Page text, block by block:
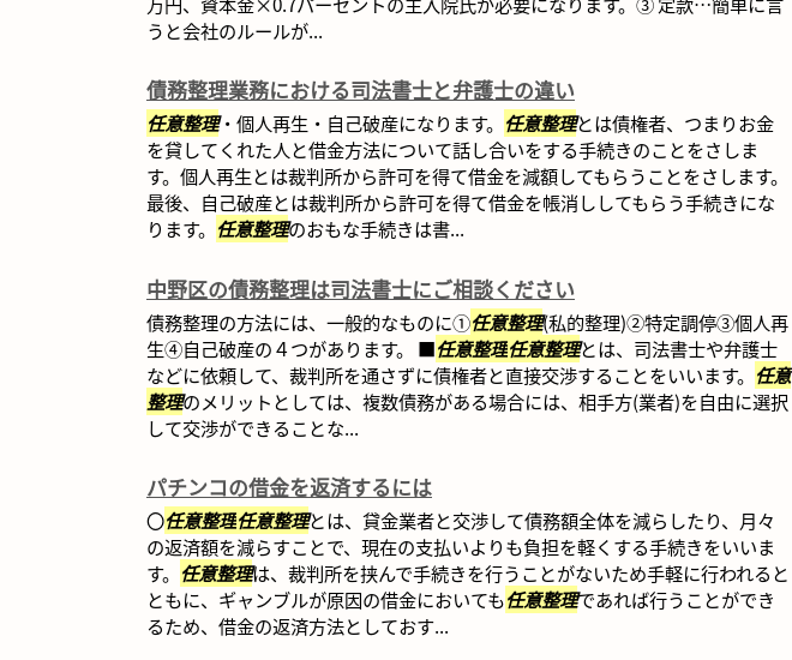
うと会社のルールが...
債務整理業務における司法書士と弁護士の違い
任意整理・個人再生・自己破産になります。 任意整理とは債権者、つまりお金
を貸してくれた人と借金方法について話し合いをする手続きのことをさしま
す。個人再生とは裁判所から許可を得て借金を減額してもらうことをさします。
最後、自己破産とは裁判所から許可を得て借金を帳消ししてもらう手続きにな
ります。 任意整理のおもな手続きは書...
中野区の債務整理は司法書士にご相談ください
債務整理の方法には、一般的なものに①任意整理(私的整理)②特定調停③個人再
生④自己破産の４つがあります。 ■任意整理任意整理とは、司法書士や弁護士
などに依頼して、裁判所を通さずに債権者と直接交渉することをいいます。 任意
整理のメリットとしては、複数債務がある場合には、相手方(業者)を自由に選択
して交渉ができることな...
パチンコの借金を返済するには
〇任意整理任意整理とは、貸金業者と交渉して債務額全体を減らしたり、月々
の返済額を減らすことで、現在の支払いよりも負担を軽くする手続きをいいま
す。 任意整理は、裁判所を挟んで手続きを行うことがないため手軽に行われると
ともに、ギャンブルが原因の借金においても任意整理であれば行うことができ
るため、借金の返済方法としておす...